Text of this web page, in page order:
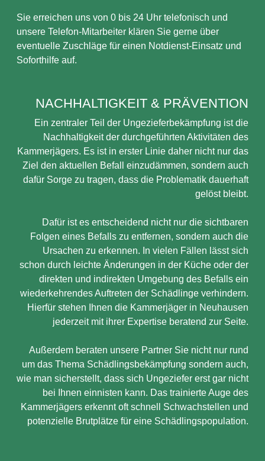
Sie erreichen uns von 0 bis 24 Uhr telefonisch und
unsere Telefon-Mitarbeiter klären Sie gerne über
eventuelle Zuschläge für einen Notdienst-Einsatz und
Soforthilfe auf.
NACHHALTIGKEIT & PRÄVENTION
Ein zentraler Teil der Ungezieferbekämpfung ist die
Nachhaltigkeit der durchgeführten Aktivitäten des
Kammerjägers. Es ist in erster Linie daher nicht nur das
Ziel den aktuellen Befall einzudämmen, sondern auch
dafür Sorge zu tragen, dass die Problematik dauerhaft
gelöst bleibt.
Dafür ist es entscheidend nicht nur die sichtbaren
Folgen eines Befalls zu entfernen, sondern auch die
Ursachen zu erkennen. In vielen Fällen lässt sich
schon durch leichte Änderungen in der Küche oder der
direkten und indirekten Umgebung des Befalls ein
wiederkehrendes Auftreten der Schädlinge verhindern.
Hierfür stehen Ihnen die Kammerjäger in Neuhausen
jederzeit mit ihrer Expertise beratend zur Seite.
Außerdem beraten unsere Partner Sie nicht nur rund
um das Thema Schädlingsbekämpfung sondern auch,
wie man sicherstellt, dass sich Ungeziefer erst gar nicht
bei Ihnen einnisten kann. Das trainierte Auge des
Kammerjägers erkennt oft schnell Schwachstellen und
potenzielle Brutplätze für eine Schädlingspopulation.